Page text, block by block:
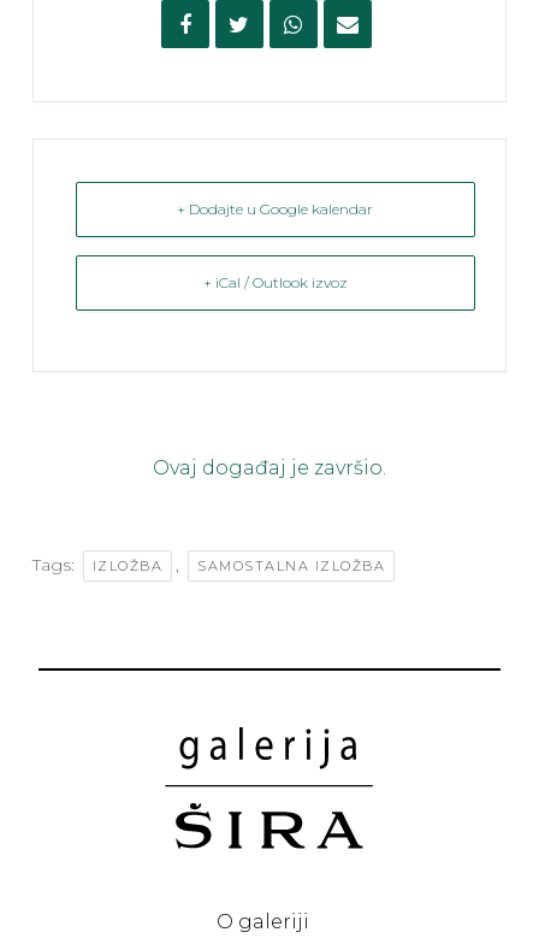
+ Dodajte u Google kalendar
+ iCal / Outlook izvoz
Ovaj događaj je završio.
Tags: IZLOŽBA , SAMOSTALNA IZLOŽBA
O galeriji